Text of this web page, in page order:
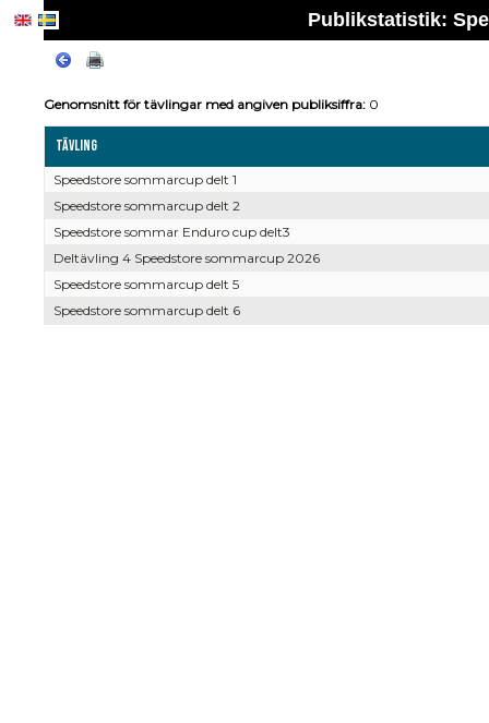
Publikstatistik:
Genomsnitt för tävlingar med angiven publiksiffra: 0
Tävling
Speedstore sommarcup delt 1
Speedstore sommarcup delt 2
Speedstore sommar Enduro cup delt3
Deltävling 4 Speedstore sommarcup 2026
Speedstore sommarcup delt 5
Speedstore sommarcup delt 6